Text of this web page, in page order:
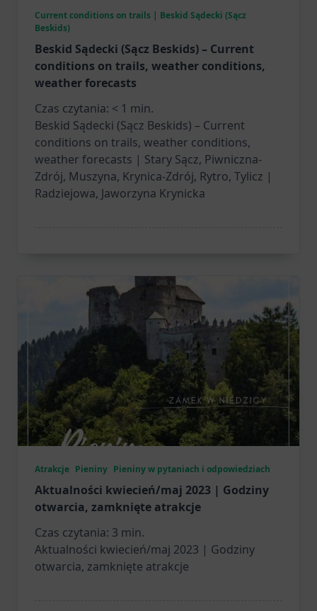
Current conditions on trails | Beskid Sądecki (Sącz
Beskids)
Beskid Sądecki (Sącz Beskids) – Current
conditions on trails, weather conditions,
weather forecasts
Czas czytania: < 1 min.
Beskid Sądecki (Sącz Beskids) – Current
conditions on trails, weather conditions,
weather forecasts | Stary Sącz, Piwniczna-
Zdrój, Muszyna, Krynica-Zdrój, Rytro, Tylicz |
Radziejowa, Jaworzyna Krynicka
Atrakcje Pieniny Pieniny w pytaniach i odpowiedziach
Aktualności kwiecień/maj 2023 | Godziny
otwarcia, zamknięte atrakcje
Czas czytania: 3 min.
Aktualności kwiecień/maj 2023 | Godziny
otwarcia, zamknięte atrakcje